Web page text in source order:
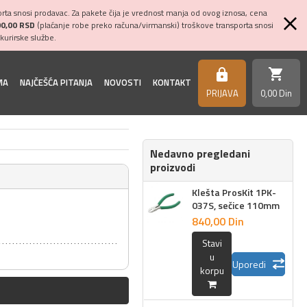
snosi prodavac. Za pakete čija je vrednost manja od ovog iznosa, cena
RSD (plaćanje robe preko računa/virmanski) troškove transporta snosi
službe.
NAJČEŠĆA PITANJA NOVOSTI KONTAKT https
PRIJAVA
shopping_cart
0,00 Din
Nedavno pregledani
proizvodi
Klešta ProsKit 1PK-
037S, sečice 110mm
840,00 Din
Stavi
u
korpu
Uporedi